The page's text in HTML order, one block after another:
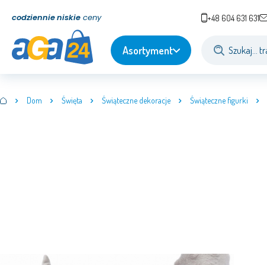
codziennie niskie ceny +48 604 631 631
Asortyment
Dom Święta Świąteczne dekoracje Świąteczne figurki